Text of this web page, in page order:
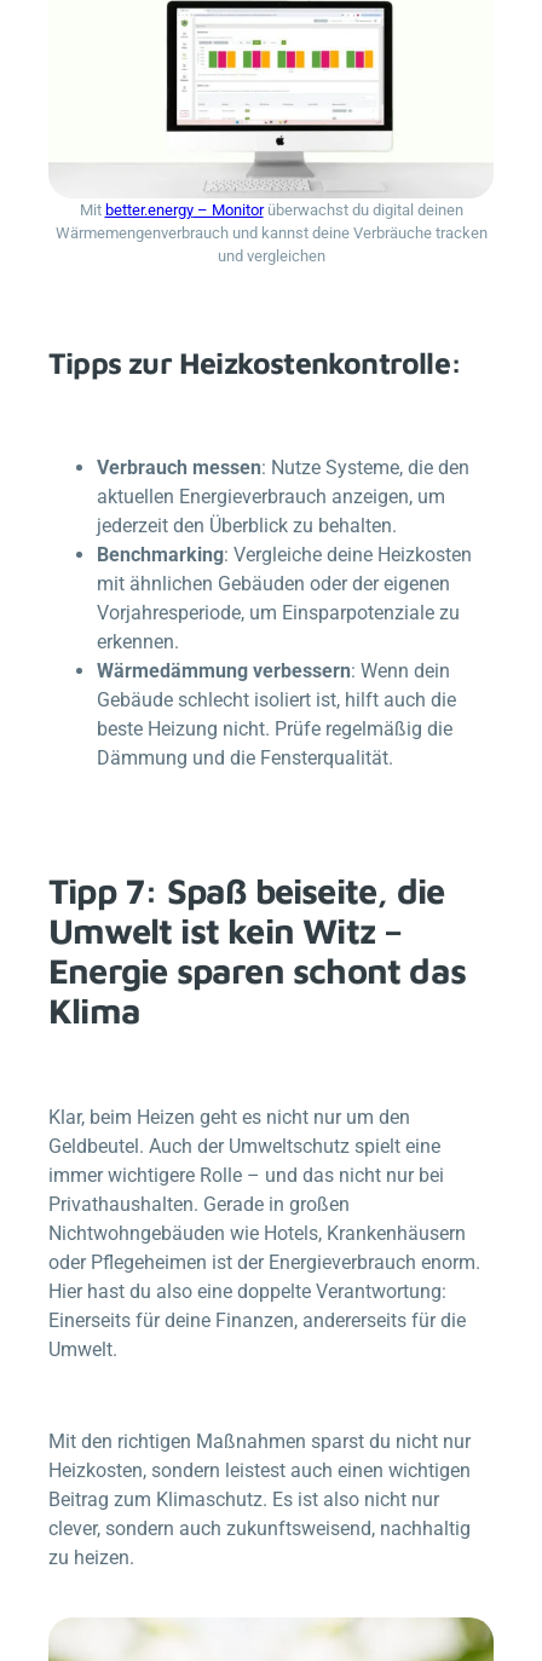
Mit better.energy– Monitorüberwachst du digital deinen
Wärmemengenverbrauch und kannst deine Verbräuche tracken
und vergleichen
Tipps zur Heizkostenkontrolle:
Verbrauch messen: Nutze Systeme, die den
aktuellen Energieverbrauch anzeigen, um
jederzeit den Überblick zu behalten.
Benchmarking: Vergleiche deine Heizkosten
mit ähnlichen Gebäuden oder der eigenen
Vorjahresperiode, um Einsparpotenziale zu
erkennen.
Wärmedämmung verbessern: Wenn dein
Gebäude schlecht isoliert ist, hilft auch die
beste Heizung nicht. Prüfe regelmäßig die
Dämmung und die Fensterqualität.
Tipp 7: Spaß beiseite, die
Umwelt ist kein Witz –
Energie sparen schont das
Klima
Klar, beim Heizen geht es nicht nur um den
Geldbeutel. Auch der Umweltschutz spielt eine
immer wichtigere Rolle – und das nicht nur bei
Privathaushalten. Gerade in großen
Nichtwohngebäuden wie Hotels, Krankenhäusern
oder Pflegeheimen ist der Energieverbrauch enorm.
Hier hast du also eine doppelte Verantwortung:
Einerseits für deine Finanzen, andererseits für die
Umwelt.
Mit den richtigen Maßnahmen sparst du nicht nur
Heizkosten, sondern leistest auch einen wichtigen
Beitrag zum Klimaschutz. Es ist also nicht nur
clever, sondern auch zukunftsweisend, nachhaltig
zu heizen.